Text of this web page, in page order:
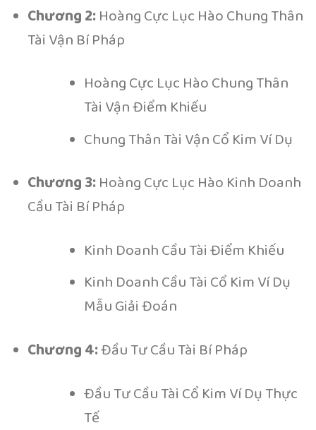
Chương 2: Hoàng Cực Lục Hào Chung Thân
Tài Vận Bí Pháp
Hoàng Cực Lục Hào Chung Thân
Tài Vận Điểm Khiếu
Chung Thân Tài Vận Cổ Kim Ví Dụ
Chương 3: Hoàng Cực Lục Hào Kinh Doanh
Cầu Tài Bí Pháp
Kinh Doanh Cầu Tài Điểm Khiếu
Kinh Doanh Cầu Tài Cổ Kim Ví Dụ
Mẫu Giải Đoán
Chương 4:Đầu Tư Cầu Tài Bí Pháp
Đầu Tư Cầu Tài Cổ Kim Ví Dụ Thực
Tế